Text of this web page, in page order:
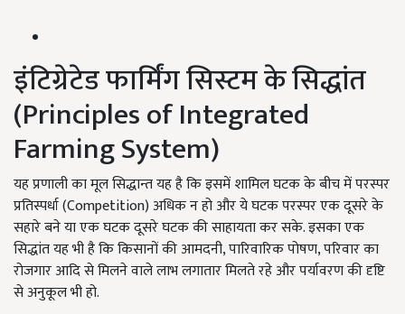
इंटिग्रेटेड फार्मिंग सिस्टम के सिद्धांत
(Principles of Integrated
Farming System)
यह प्रणाली का मूल सिद्धान्त यह है कि इसमें शामिल घटक के बीच में परस्पर
प्रतिस्पर्धा (Competition) अधिक न हो और ये घटक परस्पर एक दूसरे के
सहारे बने या एक घटक दूसरे घटक की साहायता कर सके. इसका एक
सिद्धांत यह भी है कि किसानों की आमदनी, पारिवारिक पोषण, परिवार का
रोजगार आदि से मिलने वाले लाभ लगातार मिलते रहे और पर्यावरण की दृष्टि
से अनुकूल भी हो.